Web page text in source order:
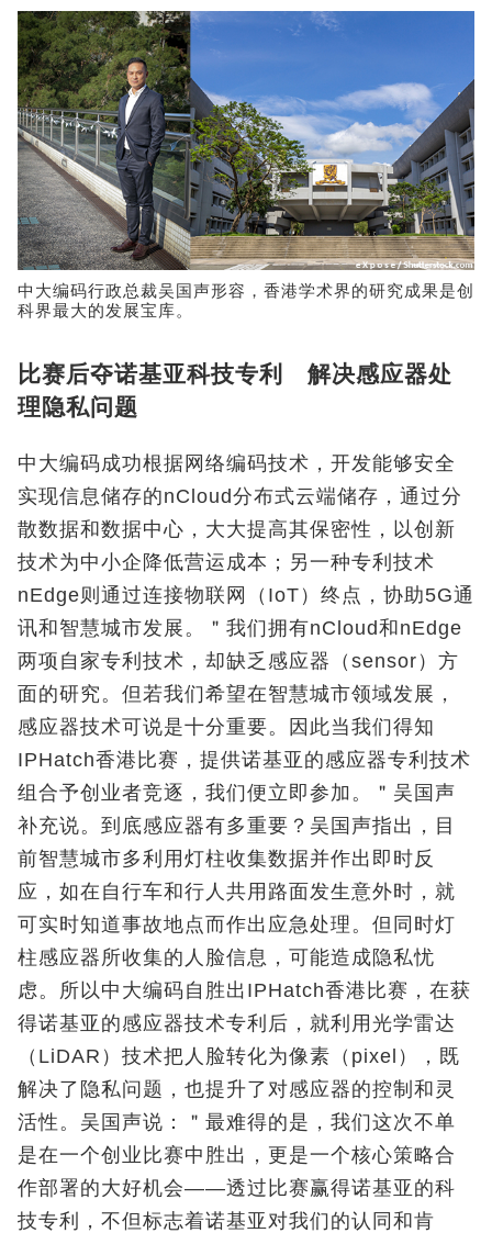
中大编码行政总裁吴国声形容，香港学术界的研究成果是创
科界最大的发展宝库。
比赛后夺诺基亚科技专利 解决感应器处
理隐私问题
中大编码成功根据网络编码技术，开发能够安全
实现信息储存的nCloud分布式云端储存，通过分
散数据和数据中心，大大提高其保密性，以创新
技术为中小企降低营运成本；另一种专利技术
nEdge则通过连接物联网（IoT）终点，协助5G通
讯和智慧城市发展。＂我们拥有nCloud和nEdge
两项自家专利技术，却缺乏感应器（sensor）方
面的研究。但若我们希望在智慧城市领域发展，
感应器技术可说是十分重要。因此当我们得知
IPHatch香港比赛，提供诺基亚的感应器专利技术
组合予创业者竞逐，我们便立即参加。＂吴国声
补充说。到底感应器有多重要？吴国声指出，目
前智慧城市多利用灯柱收集数据并作出即时反
应，如在自行车和行人共用路面发生意外时，就
可实时知道事故地点而作出应急处理。但同时灯
柱感应器所收集的人脸信息，可能造成隐私忧
虑。所以中大编码自胜出IPHatch香港比赛，在获
得诺基亚的感应器技术专利后，就利用光学雷达
（LiDAR）技术把人脸转化为像素（pixel），既
解决了隐私问题，也提升了对感应器的控制和灵
活性。吴国声说：＂最难得的是，我们这次不单
是在一个创业比赛中胜出，更是一个核心策略合
作部署的大好机会——透过比赛赢得诺基亚的科
技专利，不但标志着诺基亚对我们的认同和肯